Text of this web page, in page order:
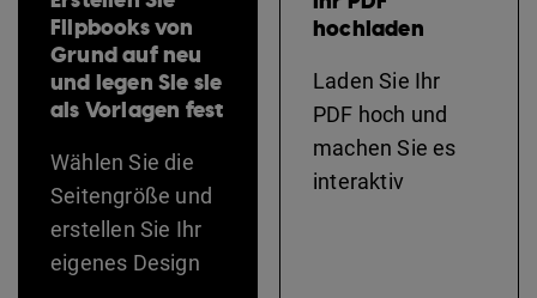
Flipbooks von
Grund auf neu
und legen Sie sie
als Vorlagen fest
Wählen Sie die
Seitengröße und
erstellen Sie Ihr
eigenes Design
hochladen
Laden Sie Ihr
PDF hoch und
machen Sie es
interaktiv